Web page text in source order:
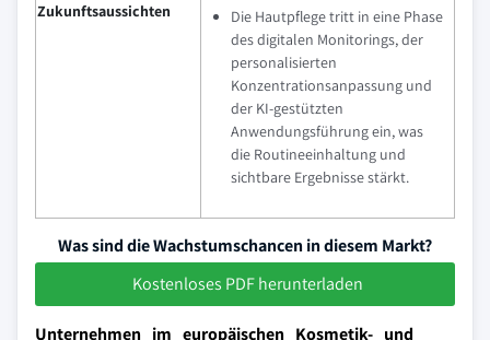
Zukunftsaussichten
Die Hautpflege tritt in eine Phase
des digitalen Monitorings, der
personalisierten
Konzentrationsanpassung und
der KI-gestützten
Anwendungsführung ein, was
die Routineeinhaltung und
sichtbare Ergebnisse stärkt.
Was sind die Wachstumschancen in diesem Markt?
Kostenloses PDF herunterladen
Unternehmen im europäischen Kosmetik- und